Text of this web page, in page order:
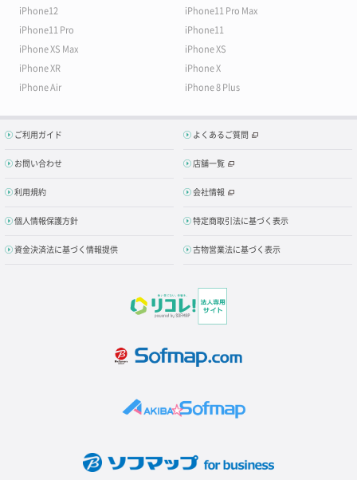
iPhone12
iPhone11 Pro Max
iPhone11 Pro
iPhone11
iPhone XS Max
iPhone XS
iPhone XR
iPhone X
iPhone Air
iPhone 8 Plus
ご利用ガイド よくあるご質問
お問い合わせ 店舗一覧
利用規約 会社情報
個人情報保護方針 特定商取引法に基づく表示
資金決済法に基づく情報提供 古物営業法に基づく表示